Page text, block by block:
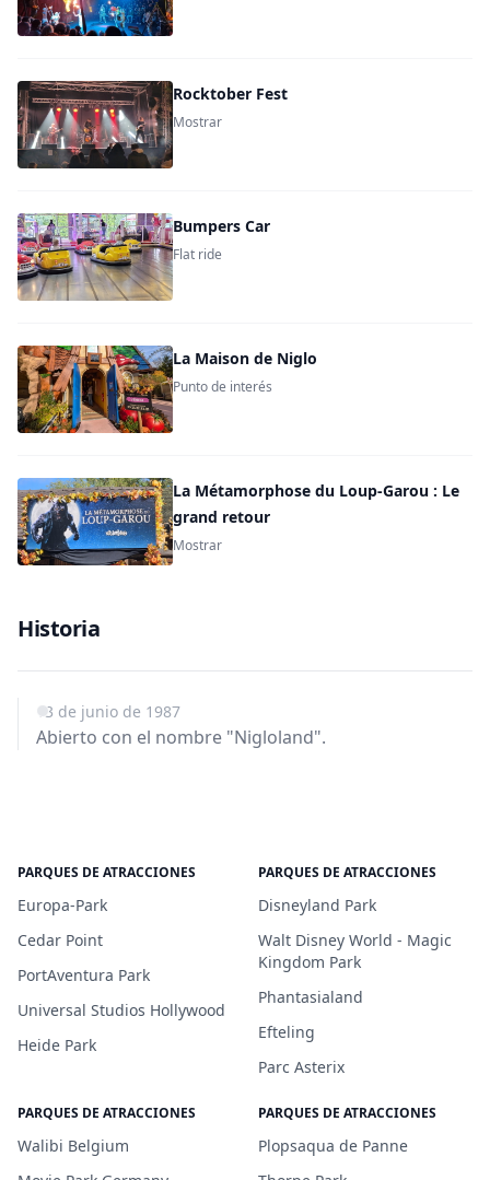
Rocktober Fest
Mostrar
Bumpers Car
Flat ride
La Maison de Niglo
Punto de interés
La Métamorphose du Loup-Garou : Le
grand retour
Mostrar
Historia
13 de junio de 1987
Abierto con el nombre "Nigloland".
PARQUES DE ATRACCIONES
Europa-Park
Cedar Point
PortAventura Park
Universal Studios Hollywood
Heide Park
PARQUES DE ATRACCIONES
Disneyland Park
Walt Disney World - Magic
Kingdom Park
Phantasialand
Efteling
Parc Asterix
PARQUES DE ATRACCIONES
Walibi Belgium
PARQUES DE ATRACCIONES
Plopsaqua de Panne